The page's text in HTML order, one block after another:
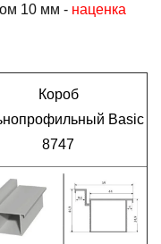
10 мм - наценка
Короб
Basic
8747